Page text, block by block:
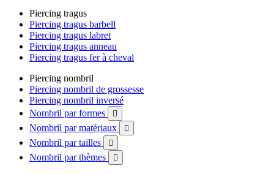
Piercing tragus
Piercing tragus barbell
Piercing tragus labret
Piercing tragus anneau
Piercing tragus fer à cheval
Piercing nombril
Piercing nombril de grossesse
Piercing nombril inversé
Nombril par formes

Nombril par matériaux 
Nombril par tailles 
Nombril par thèmes 